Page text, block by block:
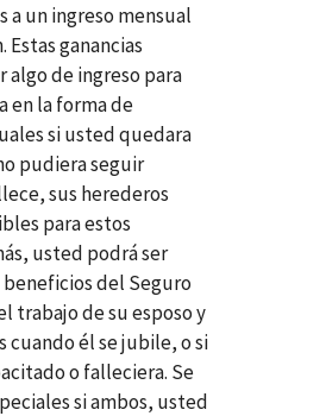
un ingreso mensual
ganancias
algo de ingreso para
en la forma de
si usted quedara
pudiera seguir
sus herederos
para estos
usted podrá ser
del Seguro
trabajo de su esposo y
cuando él se jubile, o si
o falleciera. Se
si ambos, usted